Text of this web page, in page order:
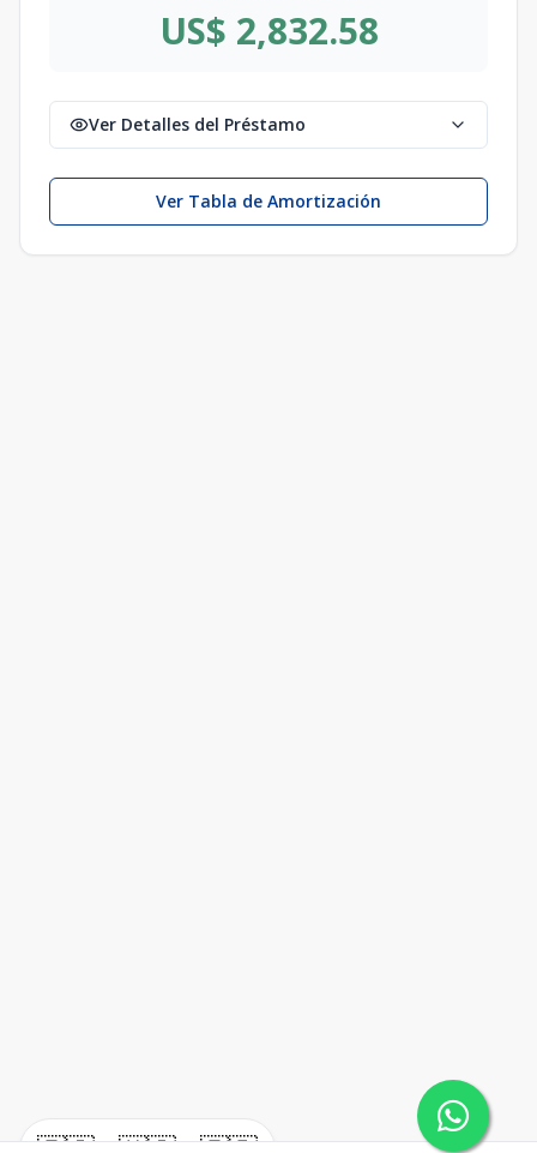
US$ 2,832.58
Ver Detalles del Préstamo
Ver Tabla de Amortización